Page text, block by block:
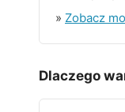
» Zobacz
Dlaczego